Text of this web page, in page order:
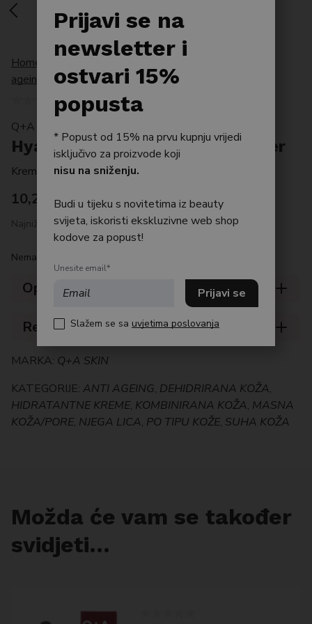
Po tipu kože
Bestseller
Njega tijela
Njega kose
Home
ageing
Hyaluronic Acid Daily Moisturiser
Q+A SKIN
Hyaluronic Acid Daily Moisturiser
Krema za intenzivnu hidrataciju svih tipova kože
10,22 €
Najniža cijena posljednjih 30 dana: 10.22 €
Nema na zalihi
Opis
Recenzije (0)
KATEGORIJE: ANTI AGEING, DEHIDRIRANA KOŽA,
HIDRATANTNE KREME, KOMBINIRANA KOŽA, MASNA
KOŽA/PORE, NJEGA LICA, PO TIPU KOŽE, SUHA KOŽA
MARKA: Q+A SKIN
Možda će vam se također
svidjeti…
Prijavi se na
newsletter i
ostvari 15%
popusta
* Popust od 15% na prvu kupnju vrijedi
isključivo za proizvode koji
nisu na sniženju.
Budi u tijeku s novitetima iz beauty
svijeta, iskoristi ekskluzivne web shop
kodove za popust!
Unesite email*
Slažem se sa uvjetima poslovanja